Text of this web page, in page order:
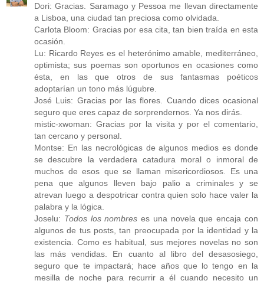
Dori: Gracias. Saramago y Pessoa me llevan directamente
a Lisboa, una ciudad tan preciosa como olvidada.
Carlota Bloom: Gracias por esa cita, tan bien traída en esta
ocasión.
Lu: Ricardo Reyes es el heterónimo amable, mediterráneo,
optimista; sus poemas son oportunos en ocasiones como
ésta, en las que otros de sus fantasmas poéticos
adoptarían un tono más lúgubre.
José Luis: Gracias por las flores. Cuando dices ocasional
seguro que eres capaz de sorprendernos. Ya nos dirás.
mistic-xwoman: Gracias por la visita y por el comentario,
tan cercano y personal.
Montse: En las necrológicas de algunos medios es donde
se descubre la verdadera catadura moral o inmoral de
muchos de esos que se llaman misericordiosos. Es una
pena que algunos lleven bajo palio a criminales y se
atrevan luego a despotricar contra quien solo hace valer la
palabra y la lógica.
Joselu: Todos los nombres es una novela que encaja con
algunos de tus posts, tan preocupada por la identidad y la
existencia. Como es habitual, sus mejores novelas no son
las más vendidas. En cuanto al libro del desasosiego,
seguro que te impactará; hace años que lo tengo en la
mesilla de noche para recurrir a él cuando necesito un